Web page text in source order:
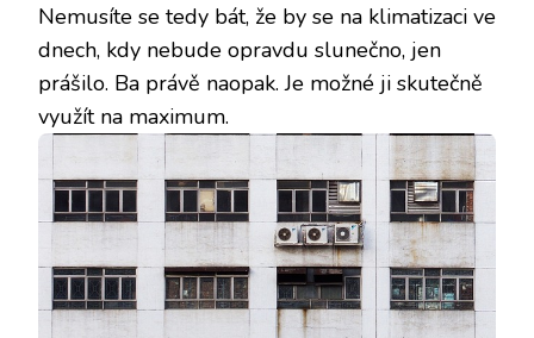
Nemusíte se tedy bát, že by se na klimatizaci ve
dnech, kdy nebude opravdu slunečno, jen
prášilo. Ba právě naopak. Je možné ji skutečně
využít na maximum.